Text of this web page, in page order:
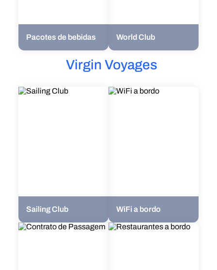
Pacotes de bebidas World Club
Virgin Voyages
Sailing Club WiFi a bordo